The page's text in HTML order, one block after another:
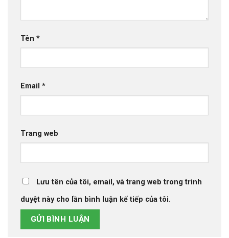
Tên *
Email *
Trang web
Lưu tên của tôi, email, và trang web trong trình
duyệt này cho lần bình luận kế tiếp của tôi.